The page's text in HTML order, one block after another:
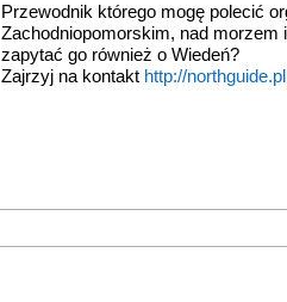
Przewodnik którego mogę polecić
Zachodniopomorskim, nad morzem
zapytać go również o Wiedeń?
Zajrzyj na kontakt http://northguide.pl